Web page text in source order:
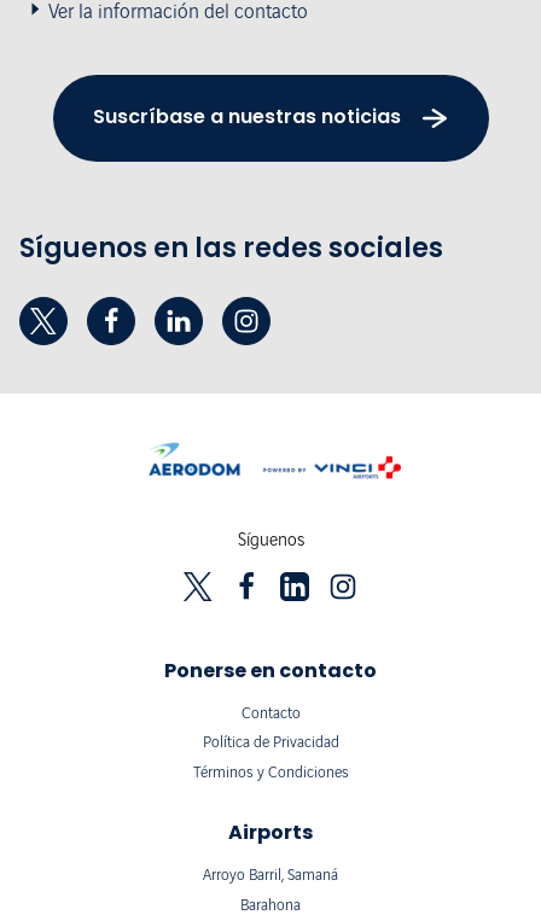
Ver la información del contacto
Suscríbase a nuestras noticias
Síguenos en las redes sociales
Síguenos
Ponerse en contacto
Contacto
Política de Privacidad
Términos y Condiciones
Airports
Arroyo Barril, Samaná
Barahona